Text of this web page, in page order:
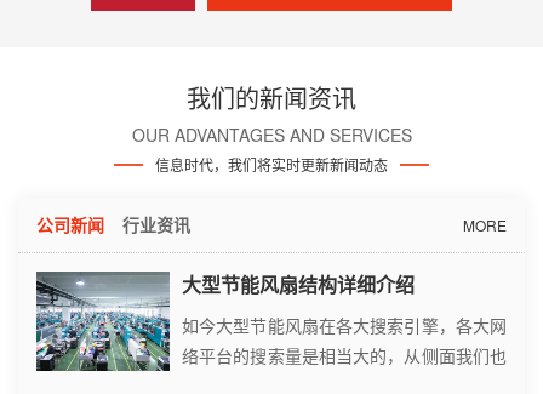
我们的新闻资讯
OUR ADVANTAGES AND SERVICES
信息时代，我们将实时更新新闻动态
MORE
公司新闻 行业资讯
大型节能风扇结构详细介绍
如今大型节能风扇在各大搜索引擎，各大网
络平台的搜索量是相当大的，从侧面我们也